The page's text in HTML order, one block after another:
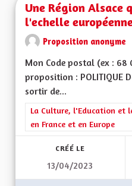
Une Région Alsace
l'echelle
Proposition anonyme
Mon Code postal (ex :
proposition : POLITIQUE
sortir de...
Filtrer les résultats de la
La Culture, l'Education et
en France et en Europe
CRÉÉ LE
13/04/2023